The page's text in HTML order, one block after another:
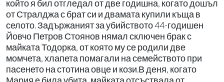
който я бил отгледал от две годишна, когато дошъл
от Стралджа с брат си и двамата купили къща в
селото. Задържаният за убийството 44-годишен
Йовчо Петров Стоянов нямал сключен брак с
майката Тодорка, от която му се родили две
момчета, хлапета помагали на семейството при
пасенето на стотина овце и кози.В деня, когато